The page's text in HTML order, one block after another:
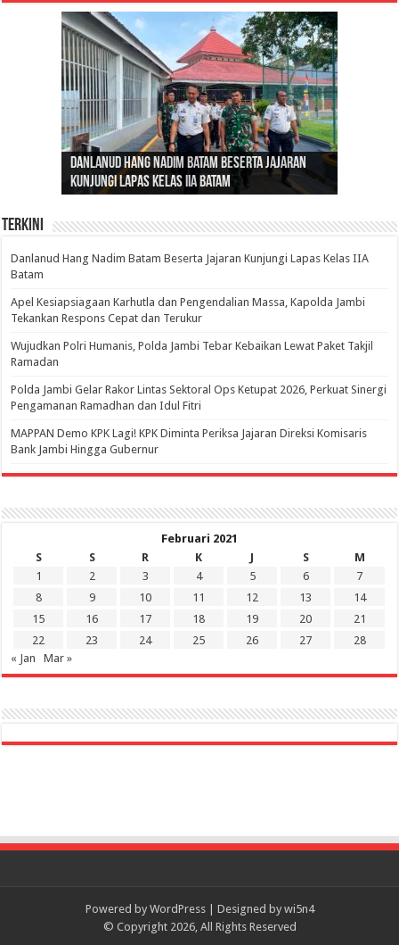
Danlanud Hang Nadim Batam Beserta Jajaran
Kunjungi Lapas Kelas IIA Batam
Silaturahmi dan Reses Komite I DPD RI di Polda
Jambi Bahas Sinergitas Penanganan Narkotika
Gubernur Al Haris: Lomba Cerdas Cermat Sarana
Edukasi Pembentukan Karakter Generasi
Penerus
Gubernur Al Haris Dorong Koperasi Merah Putih
Cepat Beroperasi Agar Bisa Layani Masyarakat
Penuhi Kebutuhannya
Sosok Fenomenal yang Menggetarkan
Nusantara: Ratu Wangsa, Wanita Berkelas
dengan Pengaruh Internasional
Terkini
Danlanud Hang Nadim Batam Beserta Jajaran Kunjungi Lapas Kelas IIA
Batam
Apel Kesiapsiagaan Karhutla dan Pengendalian Massa, Kapolda Jambi
Tekankan Respons Cepat dan Terukur
Wujudkan Polri Humanis, Polda Jambi Tebar Kebaikan Lewat Paket Takjil
Ramadan
Polda Jambi Gelar Rakor Lintas Sektoral Ops Ketupat 2026, Perkuat Sinergi
Pengamanan Ramadhan dan Idul Fitri
‎MAPPAN Demo KPK Lagi! KPK Diminta Periksa Jajaran Direksi Komisaris
Bank Jambi Hingga Gubernur ‎
Februari 2021
S
S R K J S
M
1
2 3 4 5 6
7
8
9 10 11 12 13
14
15
16 17 18 19 20
21
22
23 24 25 26 27
28
« Jan
Mar »
Powered by WordPress| Designed by wi5n4
© Copyright 2026, All Rights Reserved